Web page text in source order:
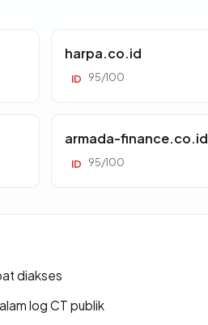
harpa.co.id
ID 95/100
armada-finance.co.id
ID 95/100
diakses
log CT publik